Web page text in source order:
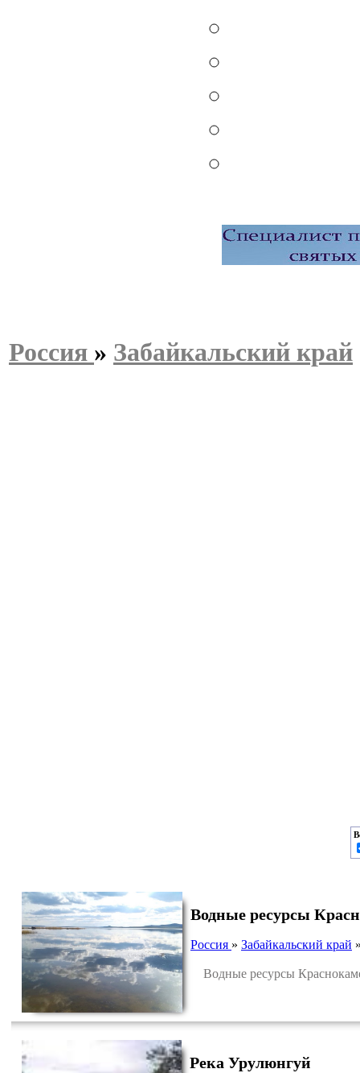
Россия » Забайкальский край
Водные ресурсы
Россия » Забайкальский край
Водные ресурсы
Река Урулюнгуй